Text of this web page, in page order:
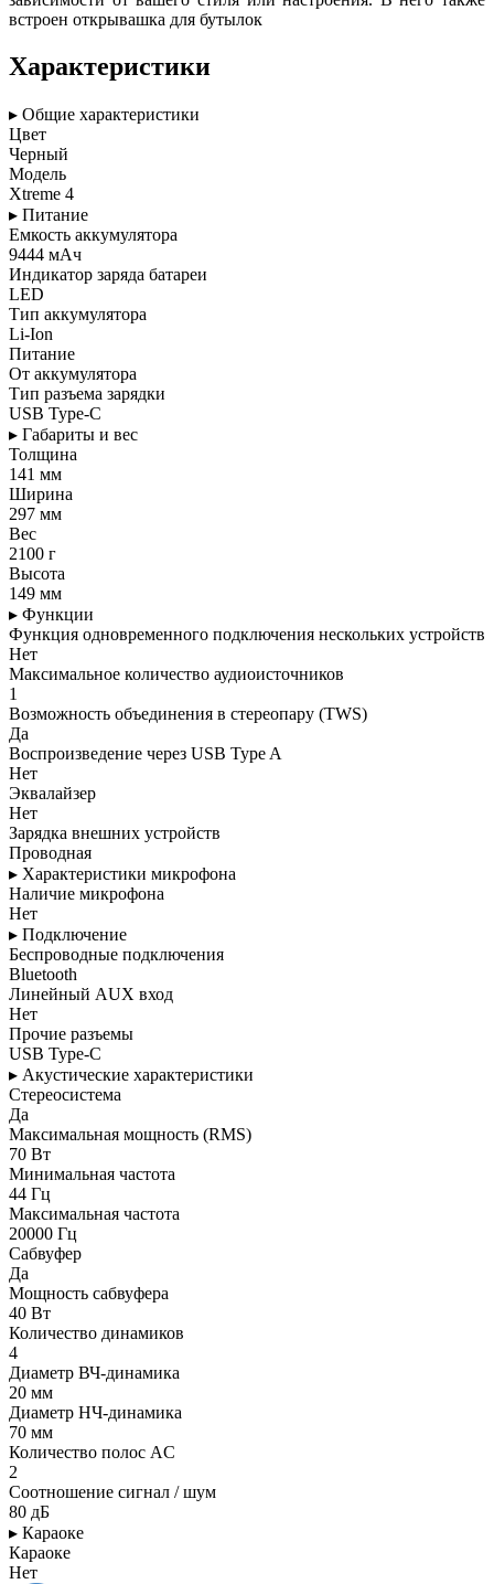
встроен открывашка для бутылок
Характеристики
▸ Общие характеристики
Цвет
Черный
Модель
Xtreme 4
▸ Питание
Емкость аккумулятора
9444 мАч
Индикатор заряда батареи
LED
Тип аккумулятора
Li-Ion
Питание
От аккумулятора
Тип разъема зарядки
USB Type-C
▸ Габариты и вес
Толщина
141 мм
Ширина
297 мм
Вес
2100 г
Высота
149 мм
▸ Функции
Функция одновременного подключения нескольких устройств
Нет
Максимальное количество аудиоисточников
1
Возможность объединения в стереопару (TWS)
Да
Воспроизведение через USB Type A
Нет
Эквалайзер
Нет
Зарядка внешних устройств
Проводная
▸ Характеристики микрофона
Наличие микрофона
Нет
▸ Подключение
Беспроводные подключения
Bluetooth
Линейный AUX вход
Нет
Прочие разъемы
USB Type-C
▸ Акустические характеристики
Стереосистема
Да
Максимальная мощность (RMS)
70 Вт
Минимальная частота
44 Гц
Максимальная частота
20000 Гц
Сабвуфер
Да
Мощность сабвуфера
40 Вт
Количество динамиков
4
Диаметр ВЧ-динамика
20 мм
Диаметр НЧ-динамика
70 мм
Количество полос AC
2
Соотношение сигнал / шум
80 дБ
▸ Караоке
Караоке
Нет